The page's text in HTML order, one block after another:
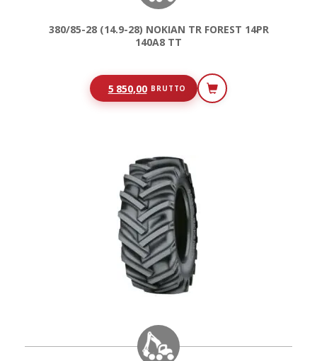
380/85-28 (14.9-28) NOKIAN TR FOREST 14PR
140A8 TT
5 850,00 BRUTTO